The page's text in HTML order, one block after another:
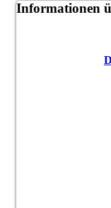
Informationen